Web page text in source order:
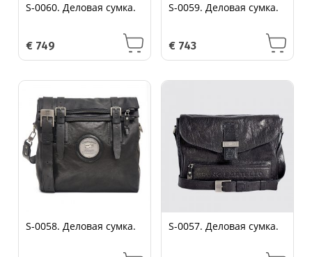
S-0060. Деловая сумка.
€ 749
S-0059. Деловая сумка.
€ 743
S-0058. Деловая сумка. S-0057. Деловая сумка.